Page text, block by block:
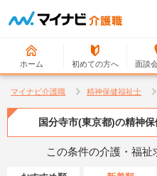
ホーム 初めての方へ 面談
マイナビ介護職 精神保健福祉士
国分寺市(東京都)の精神
この条件の介護・福祉